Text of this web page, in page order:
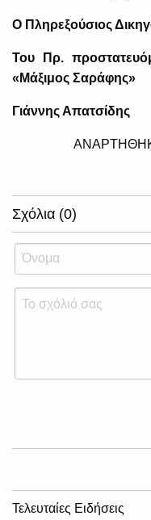
Ο Πληρεξούσιος
Του Πρ.
«Μάξιμος Σαράφης»
Γιάννης Απατσίδης
Σχόλια (0)
Τελευταίες Ειδήσεις